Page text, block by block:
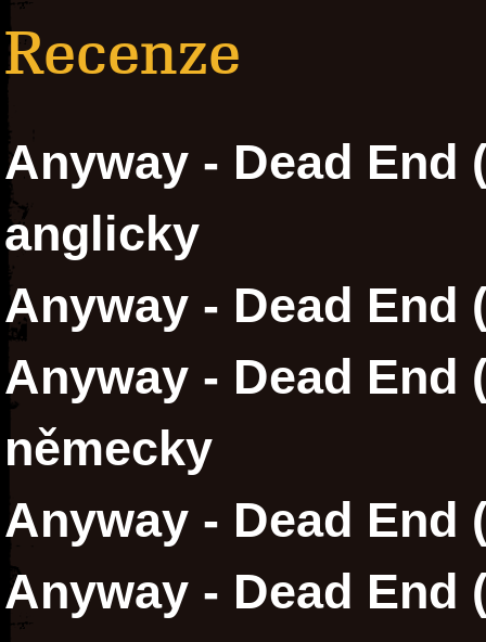
Recenze
Anyway - Dead
anglicky
Anyway - Dead End
Anyway - Dead End
německy
Anyway - Dead End
Anyway - Dead End